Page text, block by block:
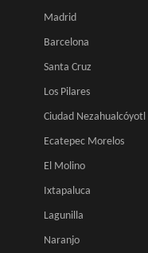
Madrid
Barcelona
Santa Cruz
Los Pilares
Ciudad Nezahualcóyotl
Ecatepec Morelos
El Molino
Ixtapaluca
Lagunilla
Naranjo